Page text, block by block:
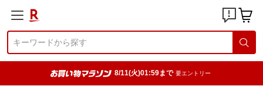
8/11(火)01:59まで 要エントリー